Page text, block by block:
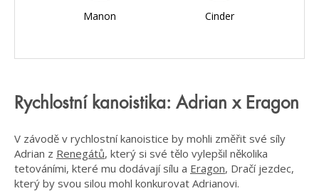
Manon Cinder
Rychlostní kanoistika: Adrian x Eragon
V závodě v rychlostní kanoistice by mohli změřit své síly
Adrian z Renegátů, který si své tělo vylepšil několika
tetováními, které mu dodávají sílu a Eragon, Dračí jezdec,
který by svou silou mohl konkurovat Adrianovi.